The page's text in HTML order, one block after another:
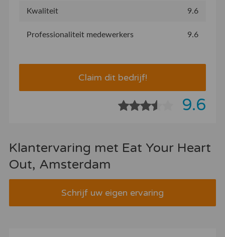
Kwaliteit 9.6
Professionaliteit medewerkers 9.6
Claim dit bedrijf!
9.6
Klantervaring met Eat Your Heart
Out, Amsterdam
Schrijf uw eigen ervaring